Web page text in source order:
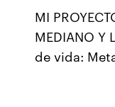
MI
MEDIANO Y
de vida: